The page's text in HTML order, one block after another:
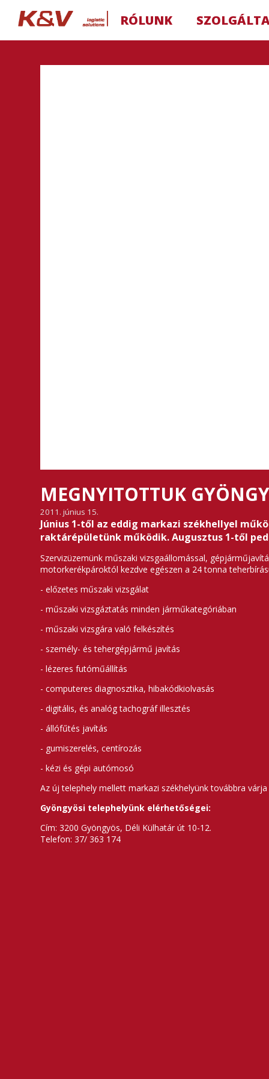
RÓLUNK
MEGNYITOTTUK
2011. június 15.
Június 1-től az eddig markazi székhellyel
raktárépületünk működik. Augusztus 1-től
Szervizüzemünk műszaki vizsgaállomással,
motorkerékpároktól kezdve egészen a 24 tonna
- előzetes műszaki vizsgálat
- műszaki vizsgáztatás minden járműkategóriában
- műszaki vizsgára való felkészítés
- személy- és tehergépjármű javítás
- lézeres futóműállítás
- computeres diagnosztika, hibakódkiolvasás
- digitális, és analóg tachográf illesztés
- állófűtés javítás
- gumiszerelés, centírozás
- kézi és gépi autómosó
Az új telephely mellett markazi székhelyünk továbbra
Gyöngyösi telephelyünk elérhetőségei:
Cím: 3200 Gyöngyös, Déli Külhatár út 10-12.
Telefon: 37/ 363 174